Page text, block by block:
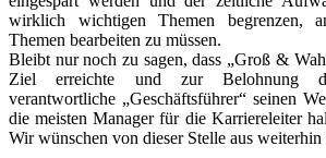
wirklich wichtigen Themen begrenzen,
Themen bearbeiten zu müssen.
Bleibt nur noch zu sagen, dass „Groß &
Ziel erreichte und zur Belohnung
verantwortliche „Geschäftsführer“ seinen
die meisten Manager für die Karriereleiter
Wir wünschen von dieser Stelle aus